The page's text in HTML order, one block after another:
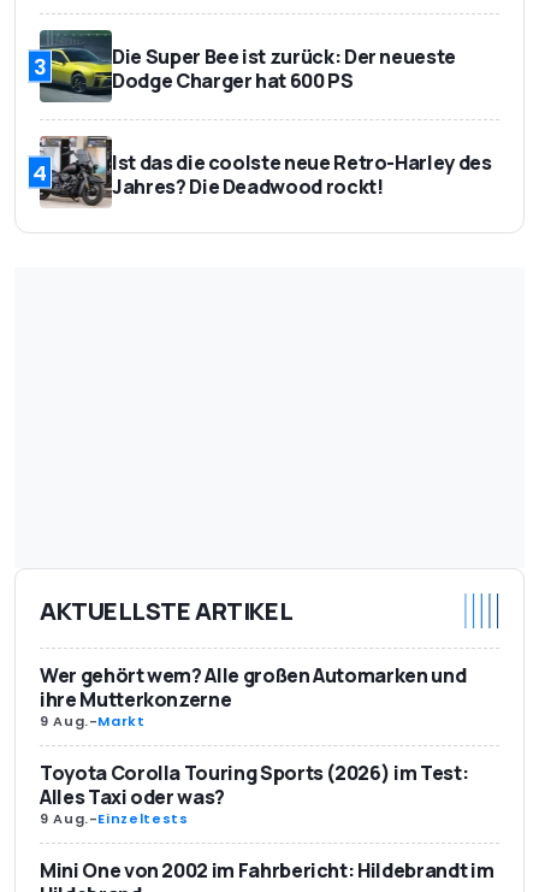
3
Die Super Bee ist zurück: Der neueste
Dodge Charger hat 600 PS
4
Ist das die coolste neue Retro-Harley des
Jahres? Die Deadwood rockt!
AKTUELLSTE ARTIKEL
Wer gehört wem? Alle großen Automarken und
ihre Mutterkonzerne
9 Aug.-Markt
Toyota Corolla Touring Sports (2026) im Test:
Alles Taxi oder was?
9 Aug.-Einzeltests
Mini One von 2002 im Fahrbericht: Hildebrandt im